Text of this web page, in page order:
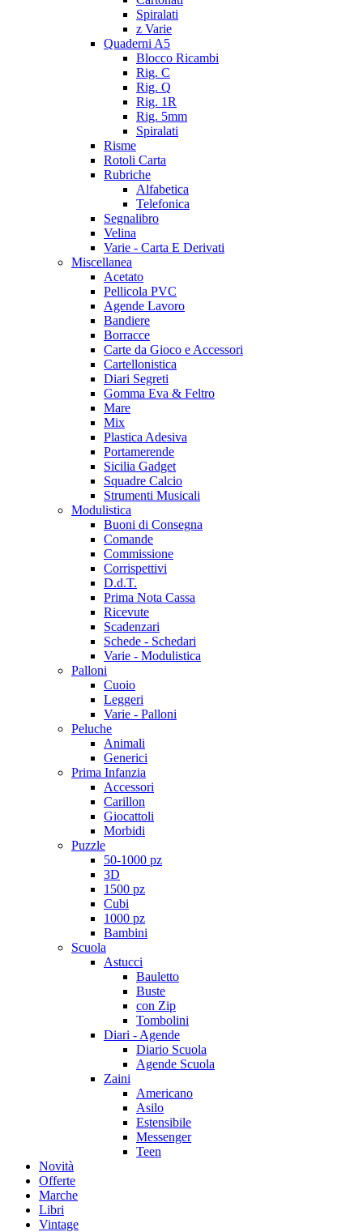
Spiralati
z Varie
Quaderni A5
Blocco Ricambi
Rig. C
Rig. Q
Rig. 1R
Rig. 5mm
Spiralati
Risme
Rotoli Carta
Rubriche
Alfabetica
Telefonica
Segnalibro
Velina
Varie - Carta E Derivati
Miscellanea
Acetato
Pellicola PVC
Agende Lavoro
Bandiere
Borracce
Carte da Gioco e Accessori
Cartellonistica
Diari Segreti
Gomma Eva & Feltro
Mare
Mix
Plastica Adesiva
Portamerende
Sicilia Gadget
Squadre Calcio
Strumenti Musicali
Modulistica
Buoni di Consegna
Comande
Commissione
Corrispettivi
D.d.T.
Prima Nota Cassa
Ricevute
Scadenzari
Schede - Schedari
Varie - Modulistica
Palloni
Cuoio
Leggeri
Varie - Palloni
Peluche
Animali
Generici
Prima Infanzia
Accessori
Carillon
Giocattoli
Morbidi
Puzzle
50-1000 pz
3D
1500 pz
Cubi
1000 pz
Bambini
Scuola
Astucci
Bauletto
Buste
con Zip
Tombolini
Diari - Agende
Diario Scuola
Agende Scuola
Zaini
Americano
Asilo
Estensibile
Messenger
Teen
Novità
Offerte
Marche
Libri
Vintage